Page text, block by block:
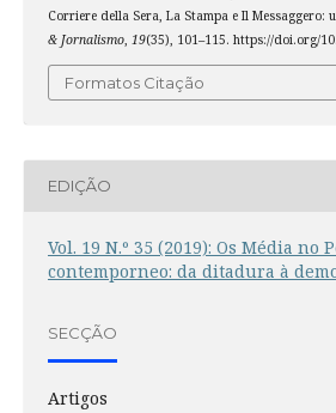
Corriere della Sera, La Stampa e Il Messaggero:
& Jornalismo, 19(35), 101–115. https://doi.org/
Formatos Citação
EDIÇÃO
Vol. 19 N.º 35 (2019): Os Média no
contemporneo: da ditadura à
SECÇÃO
Artigos